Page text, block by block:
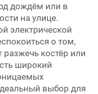
дождём или в
на улице.
электрической
о том,
костёр или
широкий
выбор для